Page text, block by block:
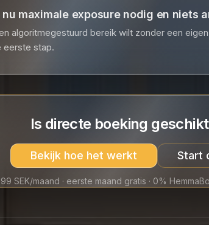
maximale exposure nodig en niets
algoritmegestuurd bereik wilt zonder een
eerste stap.
Is directe boeking
Bekijk hoe het werkt Start
SEK/maand · eerste maand gratis · 0%